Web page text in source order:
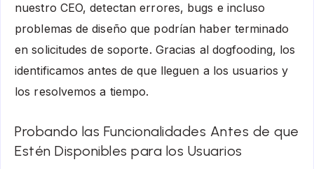
nuestro CEO, detectan errores, bugs e incluso
problemas de diseño que podrían haber terminado
en solicitudes de soporte. Gracias al dogfooding, los
identificamos antes de que lleguen a los usuarios y
los resolvemos a tiempo.
Probando las Funcionalidades Antes de que
Estén Disponibles para los Usuarios